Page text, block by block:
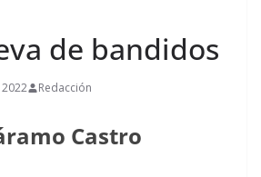
de bandidos
Redacción
Castro